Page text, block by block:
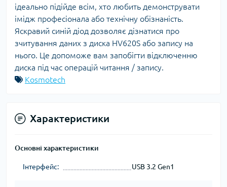
ідеально підійде всім, хто любить демонструвати
імідж професіонала або технічну обізнаність.
Яскравий синій діод дозволяє дізнатися про
зчитування даних з диска HV620S або запису на
нього. Це допоможе вам запобігти відключенню
диска під час операцій читання / запису.
Kosmotech
Характеристики
Основні характеристики
Інтерфейс: USB 3.2 Gen1